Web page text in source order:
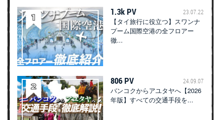
1.3k PV 23.07.22
【タイ旅行に役立つ】スワンナ
プーム国際空港の全フロアー
徹...
806 PV 24.09.07
バンコクからアユタヤへ【2026
年版】すべての交通手段を...